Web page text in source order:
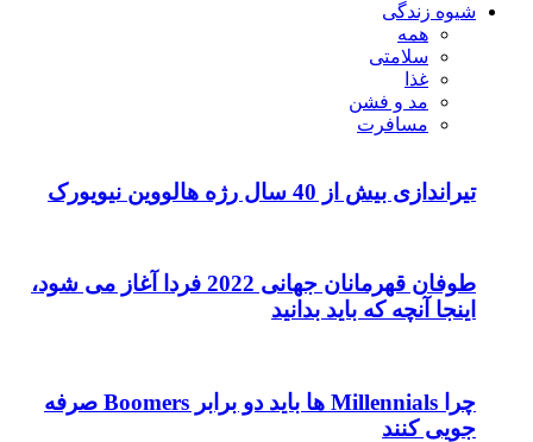
شیوه زندگی
همه
سلامتی
غذا
مد و فشن
مسافرت
تیراندازی بیش از 40 سال رژه هالووین نیویورک
طوفان قهرمانان جهانی 2022 فردا آغاز می شود،
اینجا آنچه که باید بدانید
چرا Millennials ها باید دو برابر Boomers صرفه
جویی کنند